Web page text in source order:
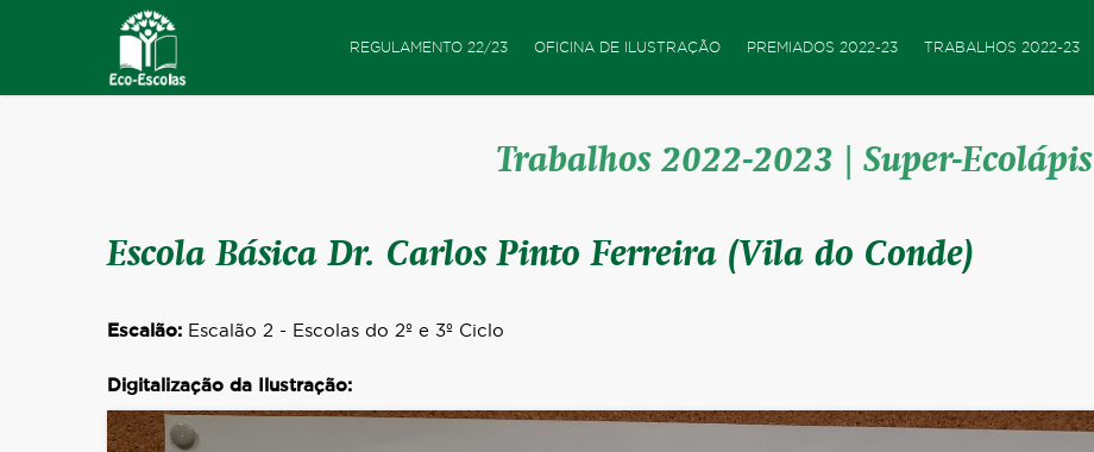
REGULAMENTO 22/23 OFICINA DE ILUSTRAÇÃO PREMIADOS 2022-23 TRABALHOS 2022-23
Trabalhos 2022-2023 | Super-Ecolápis
Escola Básica Dr. Carlos Pinto Ferreira (Vila do Conde)
Escalão: Escalão 2 - Escolas do 2º e 3º Ciclo
Digitalização da Ilustração: